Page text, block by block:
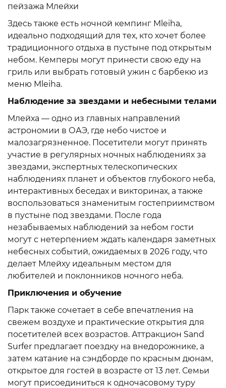
пейзажа Млейхи
Здесь также есть ночной кемпинг Mleiha,
идеально подходящий для тех, кто хочет более
традиционного отдыха в пустыне под открытым
небом. Кемперы могут принести свою еду на
гриль или выбрать готовый ужин с барбекю из
меню Mleiha.
Наблюдение за звездами и небесными телами
Млейха — одно из главных направлений
астрономии в ОАЭ, где небо чистое и
малозагрязненное. Посетители могут принять
участие в регулярных ночных наблюдениях за
звездами, экспертных телескопических
наблюдениях планет и объектов глубокого неба,
интерактивных беседах и викторинах, а также
воспользоваться знаменитым гостеприимством
в пустыне под звездами. После года
незабываемых наблюдений за небом гости
могут с нетерпением ждать календаря заметных
небесных событий, ожидаемых в 2026 году, что
делает Млейху идеальным местом для
любителей и поклонников ночного неба.
Приключения и обучение
Парк также сочетает в себе впечатления на
свежем воздухе и практические открытия для
посетителей всех возрастов. Аттракцион Sand
Surfer предлагает поездку на внедорожнике, а
затем катание на сэндборде по красным дюнам,
открытое для гостей в возрасте от 13 лет. Семьи
могут присоединиться к одночасовому туру